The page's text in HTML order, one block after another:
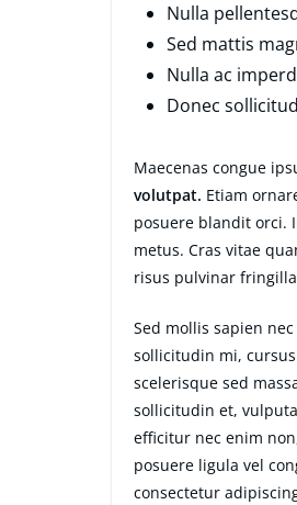
Nulla
Sed mattis
Nulla ac
Donec
Maecenas congue
volutpat. Etiam
posuere blandit orci.
metus. Cras vitae
risus pulvinar
Sed mollis sapien
sollicitudin mi,
scelerisque sed
sollicitudin et,
efficitur nec enim
posuere ligula vel
consectetur